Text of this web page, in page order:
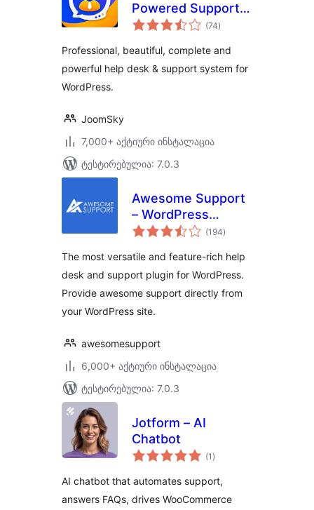
Powered Support &
Ticketing System
(74საერთო
რეიტინგი
)
Professional, beautiful, complete and
powerful help desk & support system for
WordPress.
JoomSky
7,000+ აქტიური ინსტალაცია
ტესტირებულია: 7.0.3
Awesome Support
– WordPress
HelpDesk & (194საერთო
რეიტინგი
)
The most versatile and feature-rich help
desk and support plugin for WordPress.
Provide awesome support directly from
your WordPress site.
awesomesupport
6,000+ აქტიური ინსტალაცია
ტესტირებულია: 7.0.3
Jotform – AI
Chatbot
(1 საერთო
რეიტინგი
)
AI chatbot that automates support,
answers FAQs, drives WooCommerce